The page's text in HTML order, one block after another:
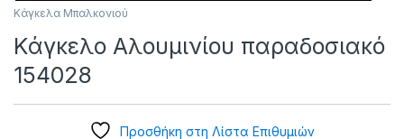
Κάγκελα Μπαλκονιού
Κάγκελο Αλουμινίου παραδοσιακό
154028
Προσθήκη στη Λίστα Επιθυμιών